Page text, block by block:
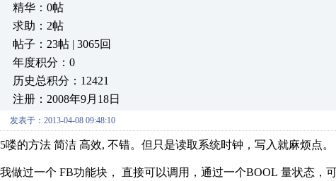
精华：0帖
求助：2帖
帖子：23帖 | 3065回
年度积分：0
历史总积分：12421
注册：2008年9月18日
发表于：2013-04-08 09:48:10
5喽的方法 简洁 高效, 不错。但只是读取系统时钟，写入就麻烦点。
我做过一个 FB功能块， 直接可以调用，通过一个BOOL 量状态，